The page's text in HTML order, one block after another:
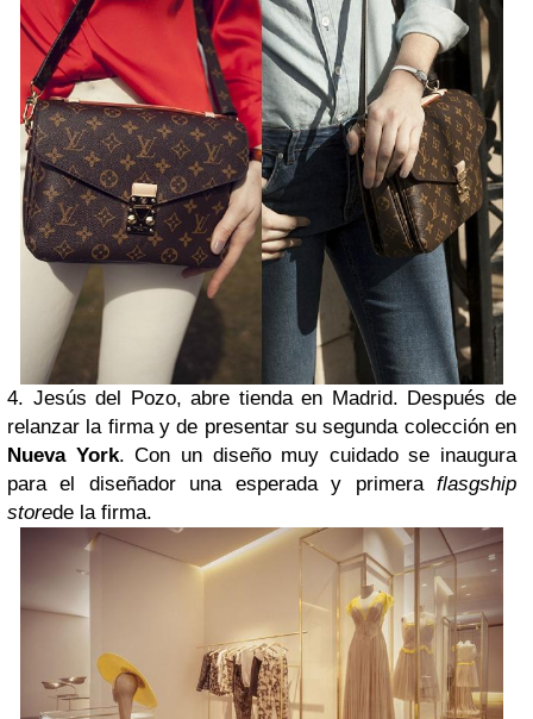
4. Jesús del Pozo, abre tienda en Madrid. Después de
relanzar la firma y de presentar su segunda colección en
Nueva York. Con un diseño muy cuidado se inaugura
para el diseñador una esperada y primeraflasgship
storede la firma.